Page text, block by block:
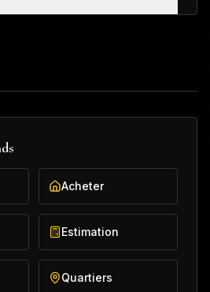
Acheter
Estimation
Quartiers